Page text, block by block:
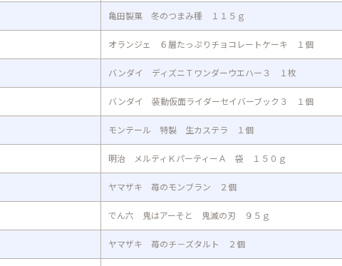
亀田製菓 冬のつまみ種 １１５ｇ
オランジェ ６層たっぷりチョコレートケーキ １個
バンダイ ディズニＴワンダーウエハー３ １枚
バンダイ 装動仮面ライダーセイバーブック３ １個
モンテール 特製 生カステラ １個
明治 メルティＫパーティーＡ 袋 １５０ｇ
ヤマザキ 苺のモンブラン ２個
でん六 鬼はアーそと 鬼滅の刃 ９５ｇ
ヤマザキ 苺のチ－ズタルト ２個